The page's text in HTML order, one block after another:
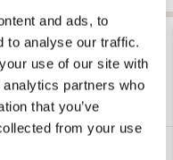
and ads, to
to analyse our traffic.
use of our site with
partners who
that you’ve
from your use